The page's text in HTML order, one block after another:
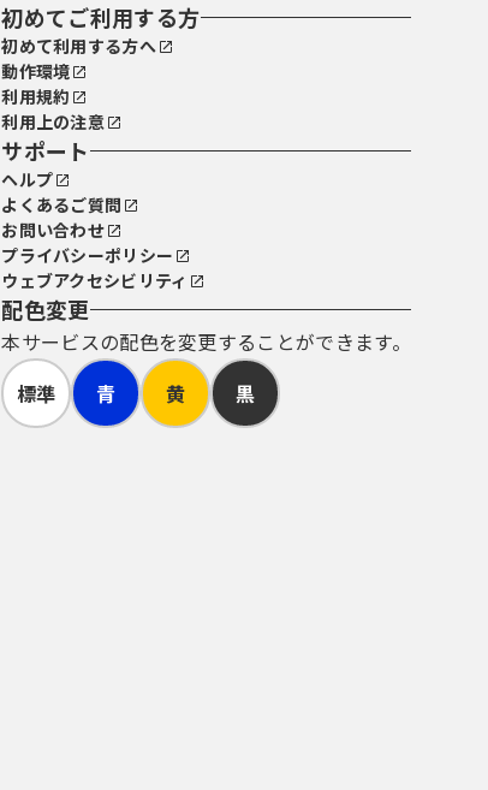
初めてご利用する方
初めて利用する方へ
動作環境
利用規約
利用上の注意
サポート
ヘルプ
よくあるご質問
お問い合わせ
プライバシーポリシー
ウェブアクセシビリティ
配色変更
本サービスの配色を変更することができます。
標準
青 黄 黒